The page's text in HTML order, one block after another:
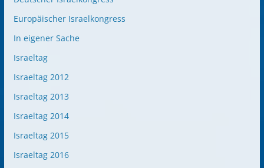
Europäischer Israelkongress
In eigener Sache
Israeltag
Israeltag 2012
Israeltag 2013
Israeltag 2014
Israeltag 2015
Israeltag 2016